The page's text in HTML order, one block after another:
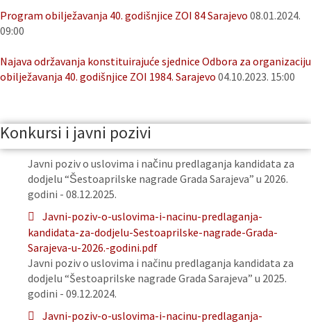
Program obilježavanja 40. godišnjice ZOI 84 Sarajevo 08.01.2024.
09:00
Najava održavanja konstituirajuće sjednice Odbora za organizaciju
obilježavanja 40. godišnjice ZOI 1984. Sarajevo 04.10.2023. 15:00
Konkursi i javni pozivi
Javni poziv o uslovima i načinu predlaganja kandidata za
dodjelu “Šestoaprilske nagrade Grada Sarajeva” u 2026.
godini - 08.12.2025.
Javni-poziv-o-uslovima-i-nacinu-predlaganja-
kandidata-za-dodjelu-Sestoaprilske-nagrade-Grada-
Sarajeva-u-2026.-godini.pdf
Javni poziv o uslovima i načinu predlaganja kandidata za
dodjelu “Šestoaprilske nagrade Grada Sarajeva” u 2025.
godini - 09.12.2024.
Javni-poziv-o-uslovima-i-nacinu-predlaganja-